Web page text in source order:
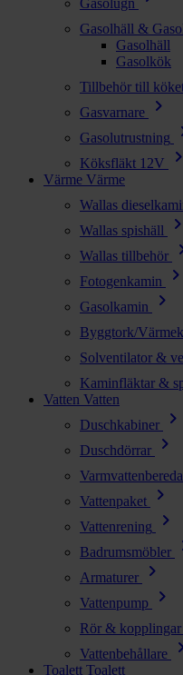
Gasolugn
Gasolhäll &
Gasolhäll
Gasolkök
Tillbehör till
Gasvarnare chevron_right
Gasolutrustning
Köksfläkt 12V chevron_right
Värme Värme
Wallas
Wallas spishäll chevron_right
Wallas tillbehör
Fotogenkamin chevron_right
Gasolkamin chevron_right
Byggtork/
Solventilator &
Kaminfläktar &
Vatten Vatten
Duschkabiner
chevron_right
Duschdörrar chevron_right
Vattenpaket chevron_right
Vattenrening chevron_right
Badrumsmöbler
Armaturer chevron_right
Vattenpump chevron_right
Rör & kopplingar
Vattenbehållare
Toalett Toalett